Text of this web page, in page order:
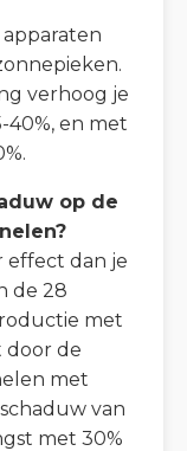
verhoog je
40%, en met
op de
effect dan je
de 28
met
door de
met
van
met 30%